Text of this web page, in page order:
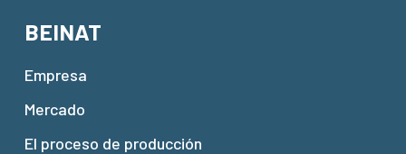
BEINAT
Empresa
Mercado
El proceso de producción